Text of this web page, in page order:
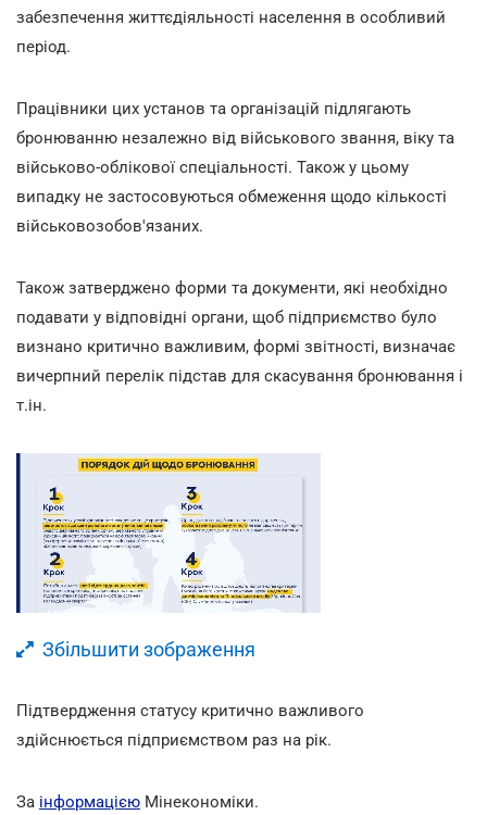
забезпечення життєдіяльності населення в особливий
період.
Працівники цих установ та організацій підлягають
бронюванню незалежно від військового звання, віку та
військово-облікової спеціальності. Також у цьому
випадку не застосовуються обмеження щодо кількості
військовозобов'язаних.
Також затверджено форми та документи, які необхідно
подавати у відповідні органи, щоб підприємство було
визнано критично важливим, формі звітності, визначає
вичерпний перелік підстав для скасування бронювання і
т.ін.
Збільшити зображення
Підтвердження статусу критично важливого
здійснюється підприємством раз на рік.
За інформацією Мінекономіки.